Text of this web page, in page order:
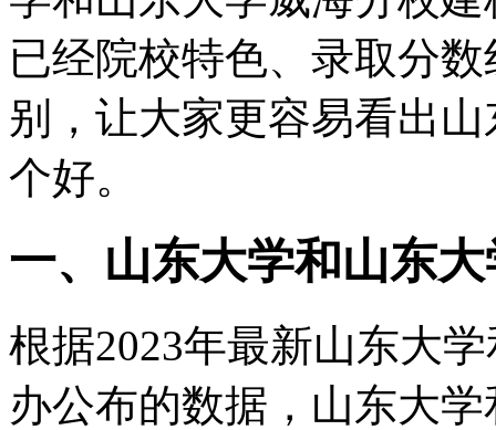
已经院校特色、录取分
别，让大家更容易看出
个好。
一、山东大学和山东
根据2023年最新山东大
办公布的数据，山东大